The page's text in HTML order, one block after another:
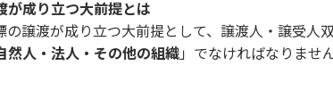
が成り立つ大前提とは
の譲渡が成り立つ大前提として、譲渡人・譲受人
然人・法人・その他の組織」でなければなりませ